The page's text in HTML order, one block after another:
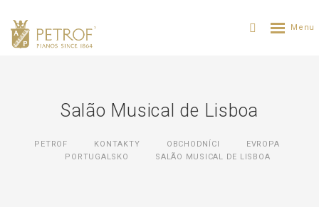
Salão Musical de Lisboa
PETROF KONTAKTY OBCHODNÍCI
EVROPA
PORTUGALSKO
SALÃO MUSICAL DE LISBOA